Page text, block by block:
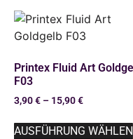
Printex Fluid Art
F03
3,90€ – 15,90€
AUSFÜHRUNG WÄHLEN